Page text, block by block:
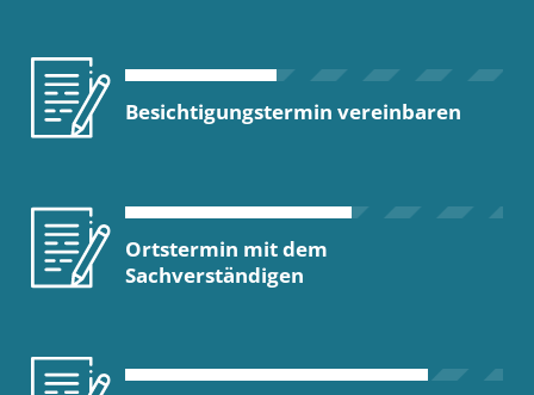
Besichtigungstermin vereinbaren
Ortstermin mit dem
Sachverständigen